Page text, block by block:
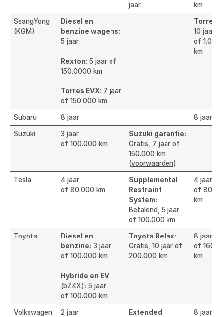
jaar km
SsangYong
(KGM)
Diesel en
benzine wagens:
5 jaar
Rexton: 5 jaar of
150.0000 km
Torres EVX: 7 jaar
of 150.000 km
Torres
10 jaar
of
km
Subaru 8 jaar 8 jaar
Suzuki
3 jaar
of 100.000 km
Suzuki garantie:
Gratis, 7 jaar of
150.000 km
(voorwaarden)
Tesla
4 jaar
of 80.000 km
Supplemental
Restraint
System:
Betalend, 5 jaar
of 100.000 km
4 jaar
of
km
Toyota
Diesel en
benzine: 3 jaar
of 100.000 km
Hybride en EV
(bZ4X): 5 jaar
of 100.000 km
Toyota Relax:
Gratis, 10 jaar of
200.000 km
8 jaar
of
km
Volkswagen 2 jaar
Extended
8 jaar